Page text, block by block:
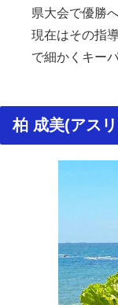
県大会で優勝へ
現在はその指
で細かくキー
柏 成美(アス